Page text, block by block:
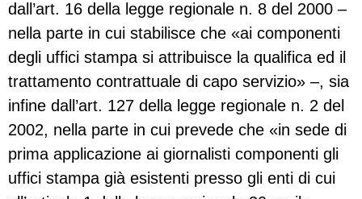
dall’art. 16 della legge regionale n. 8 del 2000 –
nella parte in cui stabilisce che «ai componenti
degli uffici stampa si attribuisce la qualifica ed il
trattamento contrattuale di capo servizio» –, sia
infine dall’art. 127 della legge regionale n. 2 del
2002, nella parte in cui prevede che «in sede di
prima applicazione ai giornalisti componenti gli
uffici stampa già esistenti presso gli enti di cui